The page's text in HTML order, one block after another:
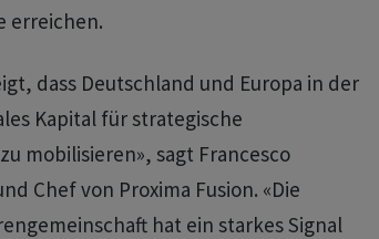
erreichen.
dass Deutschland und Europa in der
Kapital für strategische
mobilisieren», sagt Francesco
Chef von Proxima Fusion. «Die
hat ein starkes Signal